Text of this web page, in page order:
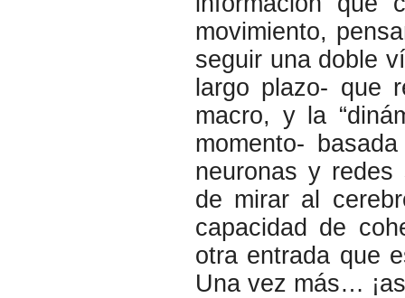
movimiento,
seguir una doble
largo plazo- que
macro, y la
momento-
neuronas y redes
de mirar al
capacidad de
otra entrada que
Una vez más…